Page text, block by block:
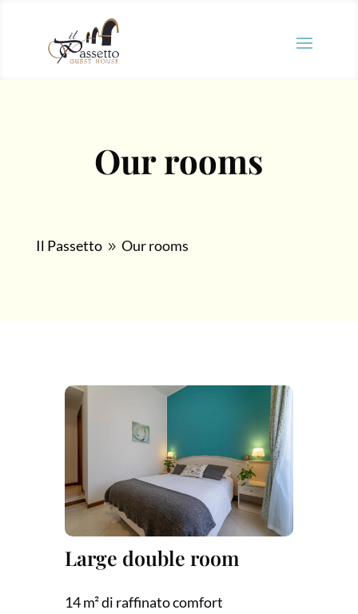
Our rooms
Il Passetto 9 Our rooms
Large double room
14 m² di raffinato comfort